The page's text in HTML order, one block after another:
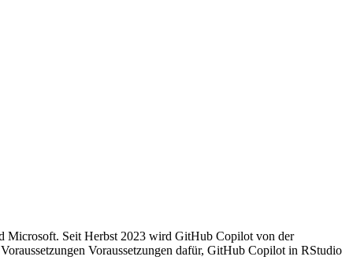
Microsoft. Seit Herbst 2023 wird GitHub Copilot von der
Voraussetzungen dafür, GitHub Copilot in RStudio